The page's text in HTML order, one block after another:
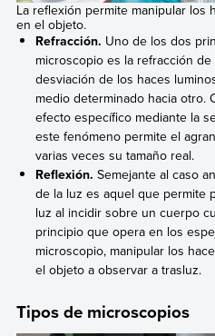
La reflexión permite manipular los
en el objeto.
Refracción. Uno de los dos
microscopio es la refracción
desviación de los haces
medio determinado hacia otro.
efecto específico mediante la
este fenómeno permite el
varias veces su tamaño real.
Reflexión. Semejante al caso
de la luz es aquel que permite
luz al incidir sobre un cuerpo
principio que opera en los
microscopio, manipular los
el objeto a observar a trasluz.
Tipos de microscopios